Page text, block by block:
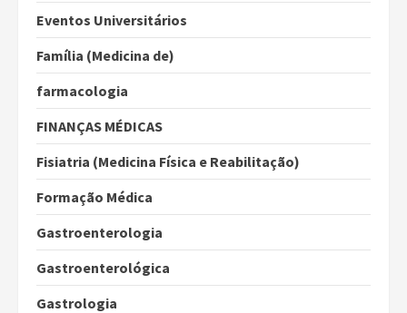
Eventos Universitários
Família (Medicina de)
farmacologia
FINANÇAS MÉDICAS
Fisiatria (Medicina Física e Reabilitação)
Formação Médica
Gastroenterologia
Gastroenterológica
Gastrologia